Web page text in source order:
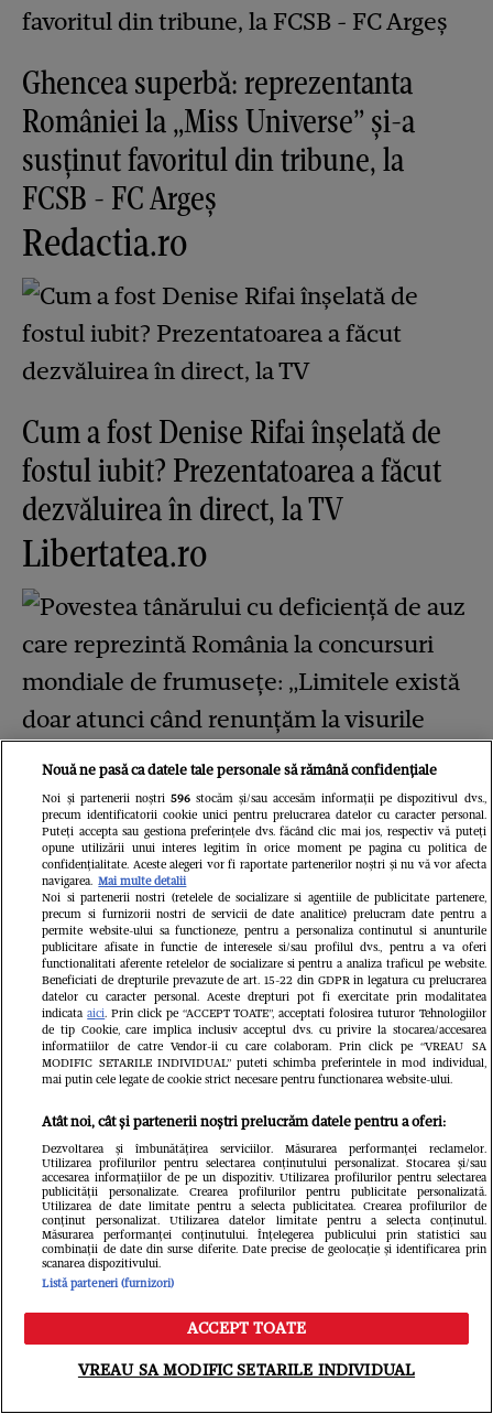
Ghencea superbă: reprezentanta
României la „Miss Universe” și-a
susținut favoritul din tribune, la
FCSB - FC Argeș
Redactia.ro
Cum a fost Denise Rifai înșelată de
fostul iubit? Prezentatoarea a făcut
dezvăluirea în direct, la TV
Libertatea.ro
Povestea tânărului cu deficiență de
auz care reprezintă România la
concursuri mondiale de frumusețe:
„Limitele există doar atunci când
renunțăm la visurile noastre”
Meniu Caută
Nouă ne pasă ca datele tale personale să rămână confidențiale
Noi și partenerii noștri 596stocăm și/sau accesăm informații pe dispozitivul dvs.,
precum identificatorii cookie unici pentru prelucrarea datelor cu caracter personal.
Puteți accepta sau gestiona preferințele dvs. făcând clic mai jos, respectiv vă puteți
opune utilizării unui interes legitim în orice moment pe pagina cu politica de
confidențialitate. Aceste alegeri vor fi raportate partenerilor noștri și nu vă vor afecta
navigarea. Mai multe detalii
Noi si partenerii nostri (retelele de socializare si agentiile de publicitate partenere,
precum si furnizorii nostri de servicii de date analitice) prelucram date pentru a
permite website-ului sa functioneze, pentru a personaliza continutul si anunturile
publicitare afisate in functie de interesele si/sau profilul dvs., pentru a va oferi
functionalitati aferente retelelor de socializare si pentru a analiza traficul pe website.
Beneficiati de drepturile prevazute de art. 15-22 din GDPR in legatura cu prelucrarea
datelor cu caracter personal. Aceste drepturi pot fi exercitate prin modalitatea
indicataaici. Prin click pe “ACCEPT TOATE”, acceptati folosirea tuturor Tehnologiilor
de tip Cookie, care implica inclusiv acceptul dvs. cu privire la stocarea/accesarea
informatiilor de catre Vendor-ii cu care colaboram. Prin click pe “VREAU SA
MODIFIC SETARILE INDIVIDUAL” puteti schimba preferintele in mod individual,
mai putin cele legate de cookie strict necesare pentru functionarea website-ului.
Atât noi, cât și partenerii noștri prelucrăm datele pentru a oferi:
Dezvoltarea și îmbunătățirea serviciilor. Măsurarea performanței reclamelor.
Utilizarea profilurilor pentru selectarea conținutului personalizat. Stocarea și/sau
accesarea informațiilor de pe un dispozitiv. Utilizarea profilurilor pentru selectarea
publicității personalizate. Crearea profilurilor pentru publicitate personalizată.
Utilizarea de date limitate pentru a selecta publicitatea. Crearea profilurilor de
conținut personalizat. Utilizarea datelor limitate pentru a selecta conținutul.
Măsurarea performanței conținutului. Înțelegerea publicului prin statistici sau
combinații de date din surse diferite. Date precise de geolocație și identificarea prin
scanarea dispozitivului.
Listă parteneri (furnizori)
ACCEPT TOATE
VREAU SA MODIFIC SETARILE INDIVIDUAL